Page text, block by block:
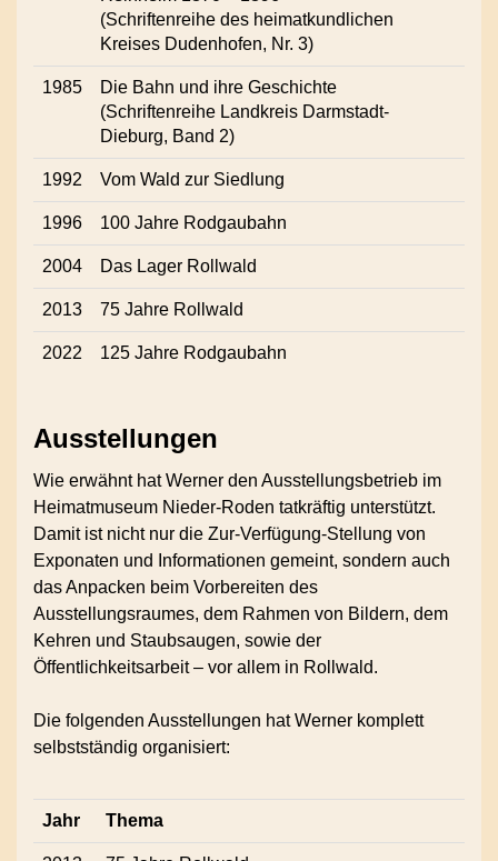
(Schriftenreihe des heimatkundlichen
Kreises Dudenhofen, Nr. 3)
1985
Die Bahn und ihre Geschichte
(Schriftenreihe Landkreis Darmstadt-
Dieburg, Band 2)
1992 Vom Wald zur Siedlung
1996 100 Jahre Rodgaubahn
2004 Das Lager Rollwald
2013 75 Jahre Rollwald
2022 125 Jahre Rodgaubahn
Ausstellungen
Wie erwähnt hat Werner den Ausstellungsbetrieb im
Heimatmuseum Nieder-Roden tatkräftig unterstützt.
Damit ist nicht nur die Zur-Verfügung-Stellung von
Exponaten und Informationen gemeint, sondern auch
das Anpacken beim Vorbereiten des
Ausstellungsraumes, dem Rahmen von Bildern, dem
Kehren und Staubsaugen, sowie der
Öffentlichkeitsarbeit – vor allem in Rollwald.
Die folgenden Ausstellungen hat Werner komplett
selbstständig organisiert:
Jahr Thema